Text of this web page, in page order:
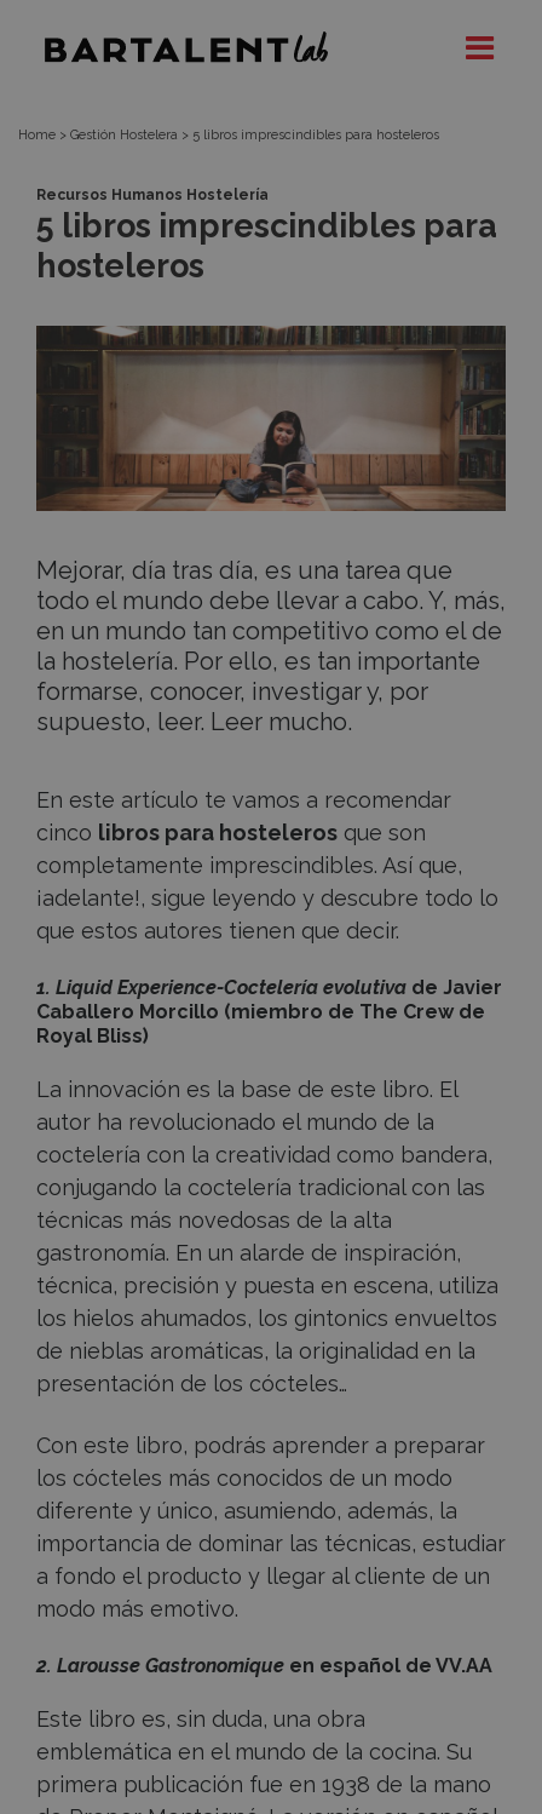
imprescindibles
para
hosteleros
Bartalent
Home > Gestión Hostelera > 5 libros imprescindibles para hosteleros
Recursos Humanos Hostelería
5 libros imprescindibles para
hosteleros
Mejorar, día tras día, es una tarea que
todo el mundo debe llevar a cabo. Y, más,
en un mundo tan competitivo como el de
la hostelería. Por ello, es tan importante
formarse, conocer, investigar y, por
supuesto, leer. Leer mucho.
En este artículo te vamos a recomendar
cinco libros para hosteleros que son
completamente imprescindibles. Así que,
¡adelante!, sigue leyendo y descubre todo lo
que estos autores tienen que decir.
1. Liquid Experience-Coctelería evolutiva de Javier
Caballero Morcillo (miembro de The Crew de
Royal Bliss)
La innovación es la base de este libro. El
autor ha revolucionado el mundo de la
coctelería con la creatividad como bandera,
conjugando la coctelería tradicional con las
técnicas más novedosas de la alta
gastronomía. En un alarde de inspiración,
técnica, precisión y puesta en escena, utiliza
los hielos ahumados, los gintonics envueltos
de nieblas aromáticas, la originalidad en la
presentación de los cócteles…
Con este libro, podrás aprender a preparar
los cócteles más conocidos de un modo
diferente y único, asumiendo, además, la
importancia de dominar las técnicas, estudiar
a fondo el producto y llegar al cliente de un
modo más emotivo.
2. Larousse Gastronomique en español de VV.AA
Este libro es, sin duda, una obra
emblemática en el mundo de la cocina. Su
primera publicación fue en 1938 de la mano